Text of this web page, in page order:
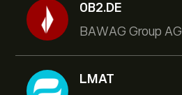
0B2.DE
BAWAG Group AG
LMAT